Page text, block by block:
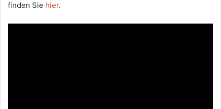
finden Sie hier.